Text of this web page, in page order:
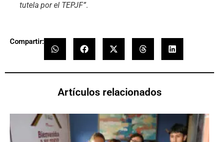
tutela por el TEPJF”.
Compartir:
Artículos relacionados